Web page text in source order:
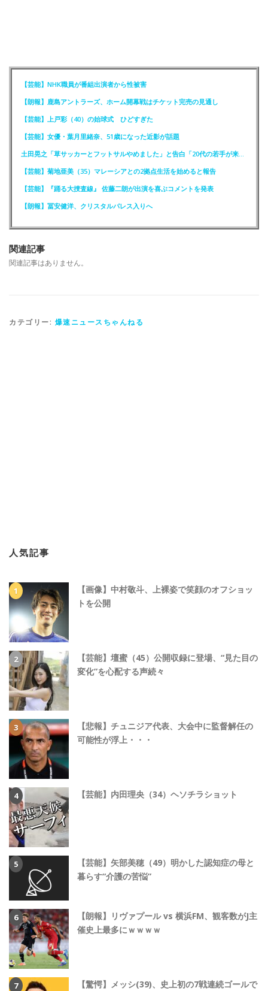
【芸能】NHK職員が番組出演者から性被害
【朗報】鹿島アントラーズ、ホーム開幕戦はチケット完売の見通し
【芸能】上戸彩（40）の始球式 ひどすぎた
【芸能】女優・葉月里緒奈、51歳になった近影が話題
【芸能】菊地亜美（35）マレーシアとの2拠点生活を始めると報告
【芸能】『踊る大捜査線』 佐藤二朗が出演を喜ぶコメントを発表
【朗報】冨安健洋、クリスタルパレス入りへ
関連記事
関連記事はありません。
カテゴリー: 爆速ニュースちゃんねる
人気記事
【画像】中村敬斗、上裸姿で笑顔のオフショッ
トを公開
【芸能】壇蜜（45）公開収録に登場、“見た目の
変化”を心配する声続々
【悲報】チュニジア代表、大会中に監督解任の
可能性が浮上・・・
【芸能】内田理央（34）ヘソチラショット
【芸能】矢部美穂（49）明かした認知症の母と
暮らす“介護の苦悩”
【朗報】リヴァプール vs 横浜FM、観客数がJ主
催史上最多にｗｗｗｗ
【驚愕】メッシ(39)、史上初の7戦連続ゴールで